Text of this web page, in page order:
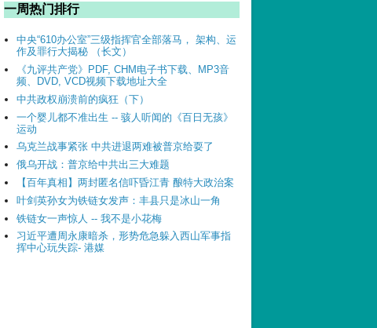
一周热门排行
中央“610办公室”三级指挥官全部落马， 架构、运
作及罪行大揭秘 （长文）
《九评共产党》PDF, CHM电子书下载、MP3音
频、DVD, VCD视频下载地址大全
中共政权崩溃前的疯狂（下）
一个婴儿都不准出生 -- 骇人听闻的《百日无孩》
运动
乌克兰战事紧张 中共进退两难被普京给耍了
俄乌开战：普京给中共出三大难题
【百年真相】两封匿名信吓昏江青 酿特大政治案
叶剑英孙女为铁链女发声：丰县只是冰山一角
铁链女一声惊人 -- 我不是小花梅
习近平遭周永康暗杀，形势危急躲入西山军事指
挥中心玩失踪- 港媒